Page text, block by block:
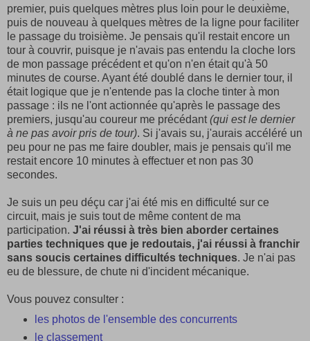
premier, puis quelques mètres plus loin pour le deuxième,
puis de nouveau à quelques mètres de la ligne pour faciliter
le passage du troisième. Je pensais qu'il restait encore un
tour à couvrir, puisque je n'avais pas entendu la cloche lors
de mon passage précédent et qu'on n'en était qu'à 50
minutes de course. Ayant été doublé dans le dernier tour, il
était logique que je n'entende pas la cloche tinter à mon
passage : ils ne l'ont actionnée qu'après le passage des
premiers, jusqu'au coureur me précédant(qui est le dernier
à ne pas avoir pris de tour). Si j'avais su, j'aurais accéléré un
peu pour ne pas me faire doubler, mais je pensais qu'il me
restait encore 10 minutes à effectuer et non pas 30
secondes.
Je suis un peu déçu car j'ai été mis en difficulté sur ce
circuit, mais je suis tout de même content de ma
participation. J'ai réussi à très bien aborder certaines
parties techniques que je redoutais, j'ai réussi à franchir
sans soucis certaines difficultés techniques. Je n'ai pas
eu de blessure, de chute ni d'incident mécanique.
Vous pouvez consulter :
les photos de l'ensemble des concurrents
le classement